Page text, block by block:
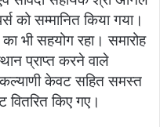
को सम्मानित किया गया।
भी सहयोग रहा। समारोह
प्राप्त करने वाले
केवट सहित समस्त
वितरित किए गए।